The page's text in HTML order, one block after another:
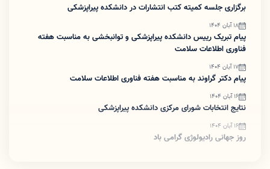
برگزاری جلسه کمیته کتب انتشارات در دانشکده پیراپزشکی
18 آبان 1404
پیام تبریک رییس دانشکده پیراپزشکی و توانبخشی به مناسبت هفته
فناوری اطلاعات سلامت
17 آبان 1404
پیام دکتر گراوند به مناسبت هفته فناوری اطلاعات سلامت
16 آبان 1404
نتایج انتخابات شورای مرکزی دانشکده پیراپزشکی
16 آبان 1404
روز جهانی رادیولوژی گرامی باد